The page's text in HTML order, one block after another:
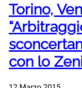
Torino,
con lo